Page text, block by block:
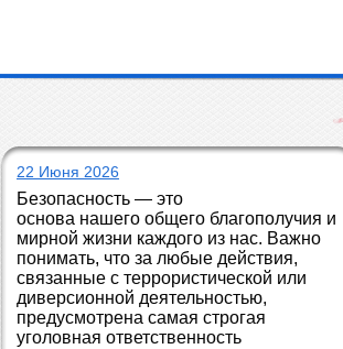
22 Июня 2026
Безопасность — это
основа нашего общего благополучия и
мирной жизни каждого из нас. Важно
понимать, что за любые действия,
связанные с террористической или
диверсионной деятельностью,
предусмотрена самая строгая
уголовная ответственность